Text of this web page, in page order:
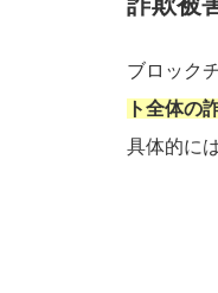
ブロック
ト全体の
具体的に